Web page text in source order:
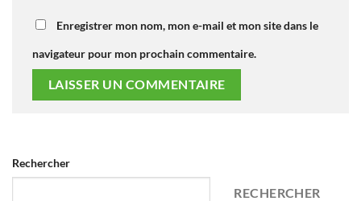
Enregistrer mon nom, mon e-mail et mon site dans le
navigateur pour mon prochain commentaire.
Rechercher
RECHERCHER